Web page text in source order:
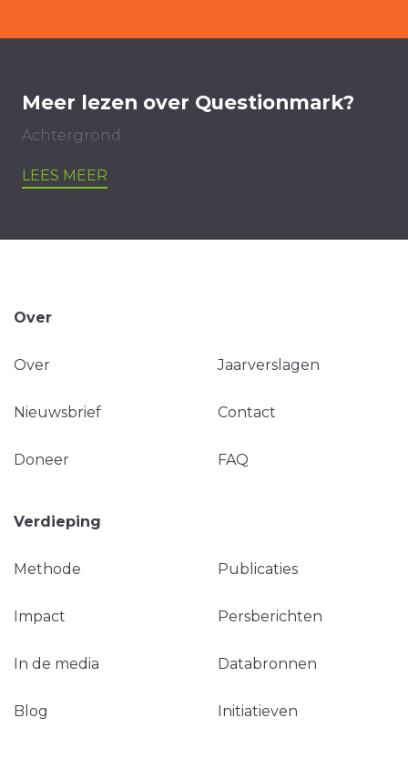
Meer lezen over Questionmark?
Achtergrond
LEES MEER
Over
Over Jaarverslagen
Nieuwsbrief Contact
Doneer FAQ
Verdieping
Methode Publicaties
Impact Persberichten
In de media Databronnen
Blog Initiatieven